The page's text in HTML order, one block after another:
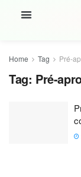
Home Tag Pré-
Tag: Pré-